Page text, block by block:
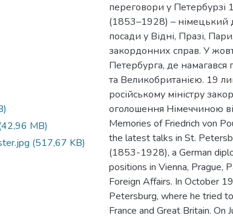
MB)
(517,67 KB)
переговори у
(1853–1928) – німецький
посади у Відні, Празі,
закордонних справ. У
Петербурга, де
та Великобританією. 19
російському міністру
оголошення Німеччиною
Memories of Friedrich von
the latest talks in St.
(1853-1928), a German
positions in Vienna, Prague,
Foreign Affairs. In October
Petersburg, where he tried
France and Great Britain.